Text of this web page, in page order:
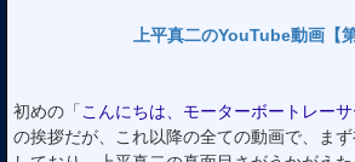
上平真二のYouTube動画【第
初めの「こんにちは、モーターボートレーサ
の挨拶だが、これ以降の全ての動画で、ま